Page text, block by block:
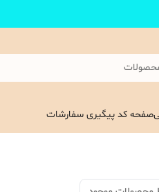
صفحه کد پیگیری سفارشات